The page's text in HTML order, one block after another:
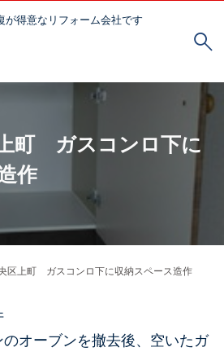
が得意なリフォーム会社です
町 ガスコンロ下に
作
区上町 ガスコンロ下に収納スペース造作
オーブンを撤去後、空いたガ